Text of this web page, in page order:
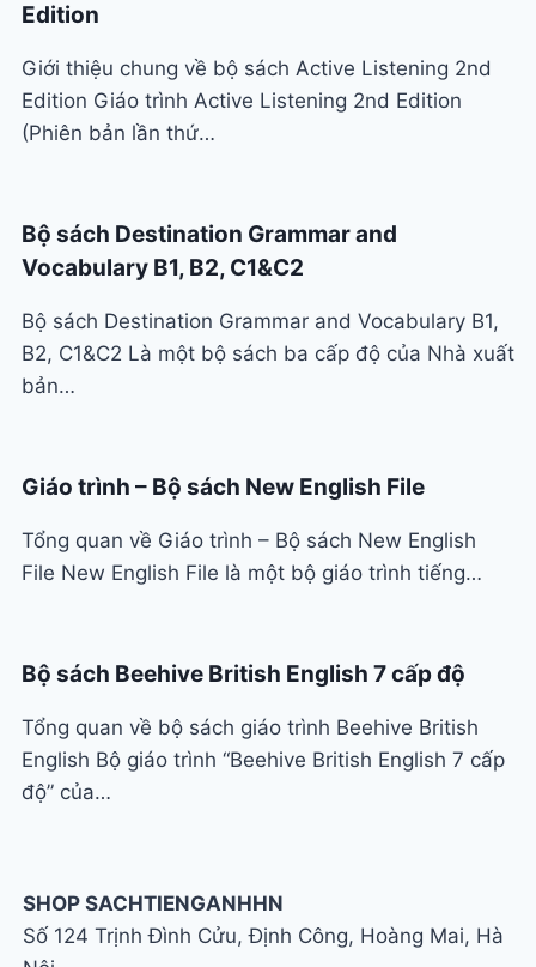
Edition
Giới thiệu chung về bộ sách Active Listening 2nd
Edition Giáo trình Active Listening 2nd Edition
(Phiên bản lần thứ…
Bộ sách Destination Grammar and
Vocabulary B1, B2, C1&C2
Bộ sách Destination Grammar and Vocabulary B1,
B2, C1&C2 Là một bộ sách ba cấp độ của Nhà xuất
bản…
Giáo trình – Bộ sách New English File
Tổng quan về Giáo trình – Bộ sách New English
File New English File là một bộ giáo trình tiếng…
Bộ sách Beehive British English 7 cấp độ
Tổng quan về bộ sách giáo trình Beehive British
English Bộ giáo trình “Beehive British English 7 cấp
độ” của…
SHOP SACHTIENGANHHN
Số 124 Trịnh Đình Cửu, Định Công, Hoàng Mai, Hà